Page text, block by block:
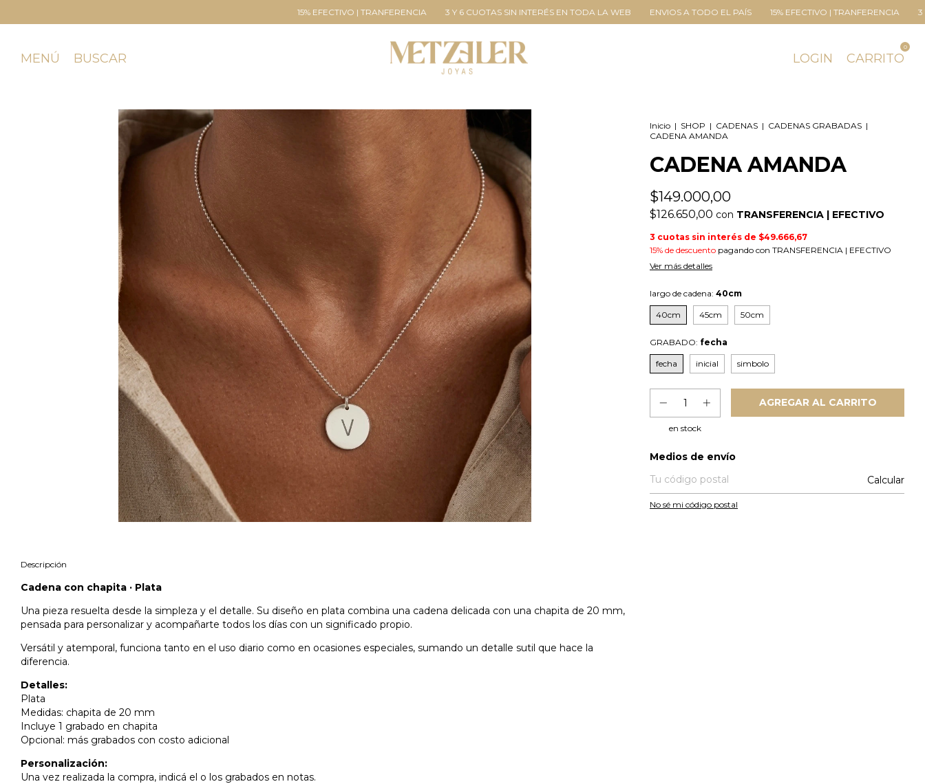
15% EFECTIVO | TRANFERENCIA 3 Y 6 CUOTAS SIN INTERÉS EN TODA LA WEB ENVIOS A TODO EL PAÍS 15% EFECTIVO | TRANFERENCIA 3 Y 6 CUOTAS
MENÚ BUSCAR LOGIN CARRITO
0
Inicio | SHOP | CADENAS | CADENAS GRABADAS |
CADENA AMANDA
CADENA AMANDA
$149.000,00
$126.650,00 con TRANSFERENCIA | EFECTIVO
3 cuotas sin interés de $49.666,67
15% de descuento pagando con TRANSFERENCIA | EFECTIVO
Ver más detalles
largo de cadena: 40cm
40cm 45cm 50cm
GRABADO: fecha
fecha inicial simbolo
en stock
Entregas para el CP:
Medios de envío
Calcular
No sé mi código postal
Descripción
Cadena con chapita · Plata
Una pieza resuelta desde la simpleza y el detalle. Su diseño en plata combina una cadena delicada con una chapita de 20 mm,
pensada para personalizar y acompañarte todos los días con un significado propio.
Versátil y atemporal, funciona tanto en el uso diario como en ocasiones especiales, sumando un detalle sutil que hace la
diferencia.
Detalles:
Plata
Medidas: chapita de 20 mm
Incluye 1 grabado en chapita
Opcional: más grabados con costo adicional
Personalización:
Una vez realizada la compra, indicá el o los grabados en notas.